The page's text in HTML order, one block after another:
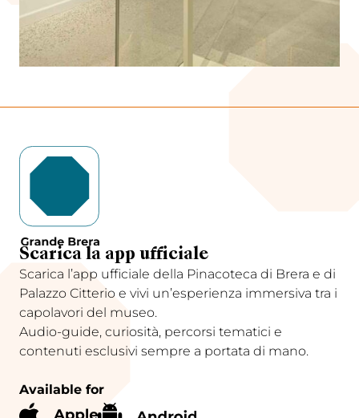
Scarica la app ufficiale
Scarica l’app ufficiale della Pinacoteca di Brera e di
Palazzo Citterio e vivi un’esperienza immersiva tra i
capolavori del museo.
Audio-guide, curiosità, percorsi tematici e
contenuti esclusivi sempre a portata di mano.
Available for